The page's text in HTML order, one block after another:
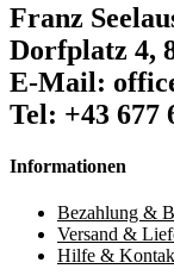
Franz
Dorfplatz 4,
E-Mail:
Tel: +43 677
Informationen
Bezahlung &
Versand &
Hilfe &